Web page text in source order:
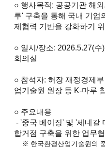
○ 행사목적: 공공기관 해
루' 구축을 통해 국내 기업
제협력 기반을 강화하기
○ 일시/장소: 2026.5.27(
회의실
○ 참석자: 허장 재정경제
업기술원 원장 등 K-마루
○ 주요내용
- '중국 베이징' 및 '세네갈
합거점 구축을 위한 업무
※ 한국환경산업기술원의